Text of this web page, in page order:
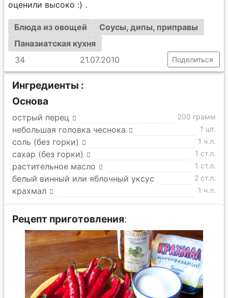
оценили высоко :) .
Блюда из овощей
Соусы, дипы, приправы
Паназиатская кухня
34
21.07.2010 Поделиться
Ингредиенты :
Основа
острый перец 200 грамм
небольшая головка чеснока 1 шт.
соль (без горки) 1 ч.л.
сахар (без горки) 1 ст.л.
растительное масло 1 ст.л.
белый винный или яблочный уксус 2 ст.л.
крахмал 1 ч.л.
Рецепт приготовления: